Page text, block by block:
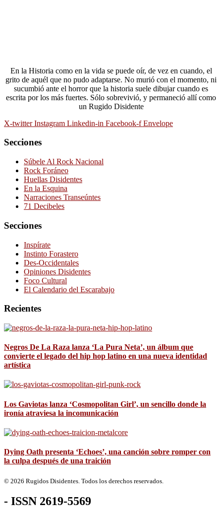
En la Historia como en la vida se puede oír, de vez en cuando, el
grito de aquél que no pudo adaptarse. No murió con el momento, ni
sucumbió ante el horror que la historia suele dibujar cuando es
escrita por los más fuertes. Sólo sobrevivió, y permaneció allí como
un Rugido Disidente
X-twitter Instagram Linkedin-in Facebook-f Envelope
Secciones
Súbele Al Rock Nacional
Rock Foráneo
Huellas Disidentes
En la Esquina
Narraciones Transeúntes
71 Decibeles
Secciones
Inspírate
Instinto Forastero
Des-Occidentales
Opiniones Disidentes
Foco Cultural
El Calendario del Escarabajo
Recientes
Negros De La Raza lanza ‘La Pura Neta’, un álbum que
convierte el legado del hip hop latino en una nueva identidad
artística
Los Gaviotas lanza ‘Cosmopolitan Girl’, un sencillo donde la
ironía atraviesa la incomunicación
Dying Oath presenta ‘Echoes’, una canción sobre romper con
la culpa después de una traición
© 2026 Rugidos Disidentes. Todos los derechos reservados.
- ISSN 2619-5569